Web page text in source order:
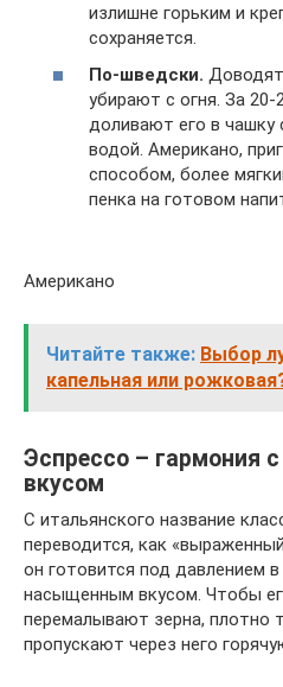
излишне горьким и
сохраняется.
По-шведски.
убирают с огня. За 20-
доливают его в чашку
водой. Американо,
способом, более
пенка на готовом
Американо
Читайте также: Выбор
капельная или
Эспрессо – гармония
вкусом
С итальянского название
переводится, как
он готовится под давлением
насыщенным вкусом. Чтобы
перемалывают зерна, плотно
пропускают через него